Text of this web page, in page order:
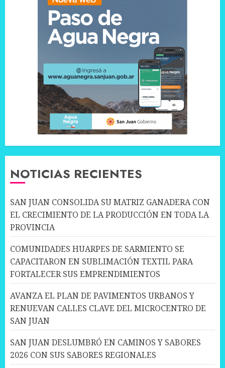
NOTICIAS RECIENTES
SAN JUAN CONSOLIDA SU MATRIZ GANADERA CON
EL CRECIMIENTO DE LA PRODUCCIÓN EN TODA LA
PROVINCIA
COMUNIDADES HUARPES DE SARMIENTO SE
CAPACITARON EN SUBLIMACIÓN TEXTIL PARA
FORTALECER SUS EMPRENDIMIENTOS
AVANZA EL PLAN DE PAVIMENTOS URBANOS Y
RENUEVAN CALLES CLAVE DEL MICROCENTRO DE
SAN JUAN
SAN JUAN DESLUMBRÓ EN CAMINOS Y SABORES
2026 CON SUS SABORES REGIONALES